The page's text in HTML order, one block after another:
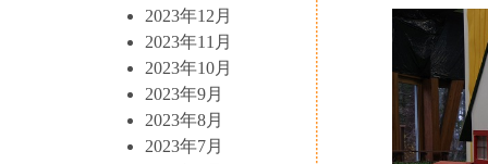
2023年12月
2023年11月
2023年10月
2023年9月
2023年8月
2023年7月